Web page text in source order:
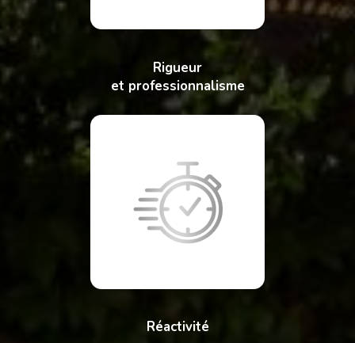
Rigueur
et professionnalisme
Réactivité